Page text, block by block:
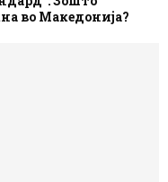
во Македонија?